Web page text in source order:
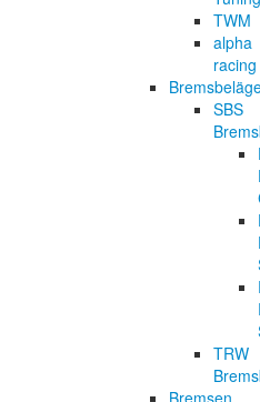
TWM
alpha
racing
SBS
TRW
Bremsen